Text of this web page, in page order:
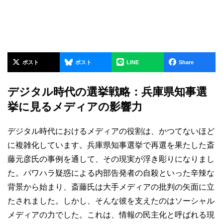
ポスト ポスト LINE Share
デジタル時代の選挙戦略：兵庫県知事選
挙に見るメディアの影響力
デジタル時代におけるメディアの役割は、かつてないほど
に複雑化しています。兵庫県知事選挙で再選を果たした斎
藤元彦氏の事例を通して、その現実が浮き彫りになりまし
た。パワハラ疑惑による内部告発者の自殺といった辛辣な
背景から始まり、斎藤氏は大手メディアの批判の矢面に立
たされました。しかし、そんな彼を支えたのはソーシャル
メディアの力でした。これは、情報の民主化と呼ばれる現